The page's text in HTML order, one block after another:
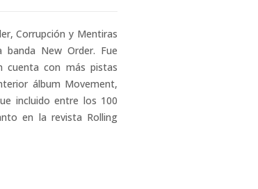
Corrupción y Mentiras
New Order. Fue
cuenta con más pistas
álbum Movement,
incluido entre los 100
en la revista Rolling